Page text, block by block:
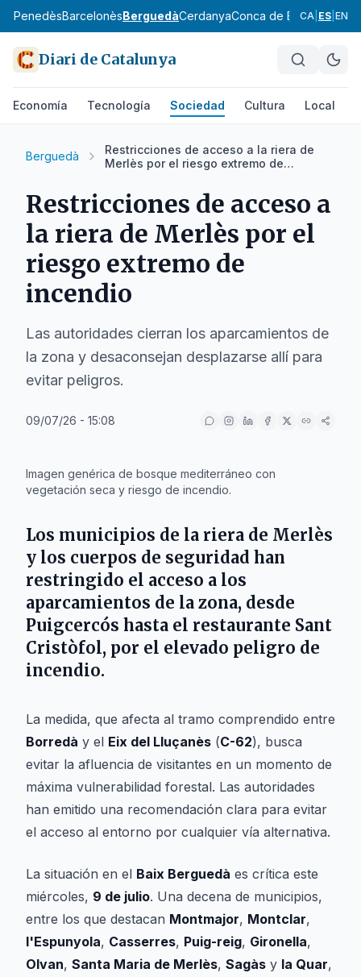
PenedèsBarcelonèsBerguedàCerdanyaConca de Barberà
CA ES EN
Diari de Catalunya
Economía Tecnología Sociedad Cultura Local
Berguedà
Restricciones de acceso a la riera de
Merlès por el riesgo extremo de
Restricciones de acceso a
la riera de Merlès por el
riesgo extremo de
incendio
Las autoridades cierran los aparcamientos de
la zona y desaconsejan desplazarse allí para
evitar peligros.
09/07/26 - 15:08
Imagen genérica de bosque mediterráneo con
vegetación seca y riesgo de incendio.
Los municipios de la riera de Merlès
y los cuerpos de seguridad han
restringido el acceso a los
aparcamientos de la zona, desde
Puigcercós hasta el restaurante Sant
Cristòfol, por el elevado peligro de
incendio.
La medida, que afecta al tramo comprendido entre
Borredà y el Eix del Lluçanès (C-62), busca
evitar la afluencia de visitantes en un momento de
máxima vulnerabilidad forestal. Las autoridades
han emitido una recomendación clara para evitar
el acceso al entorno por cualquier vía alternativa.
La situación en el Baix Berguedà es crítica este
miércoles, 9 de julio. Una decena de municipios,
entre los que destacan Montmajor, Montclar,
l'Espunyola, Casserres, Puig-reig, Gironella,
Olvan, Santa Maria de Merlès, Sagàs y la Quar,